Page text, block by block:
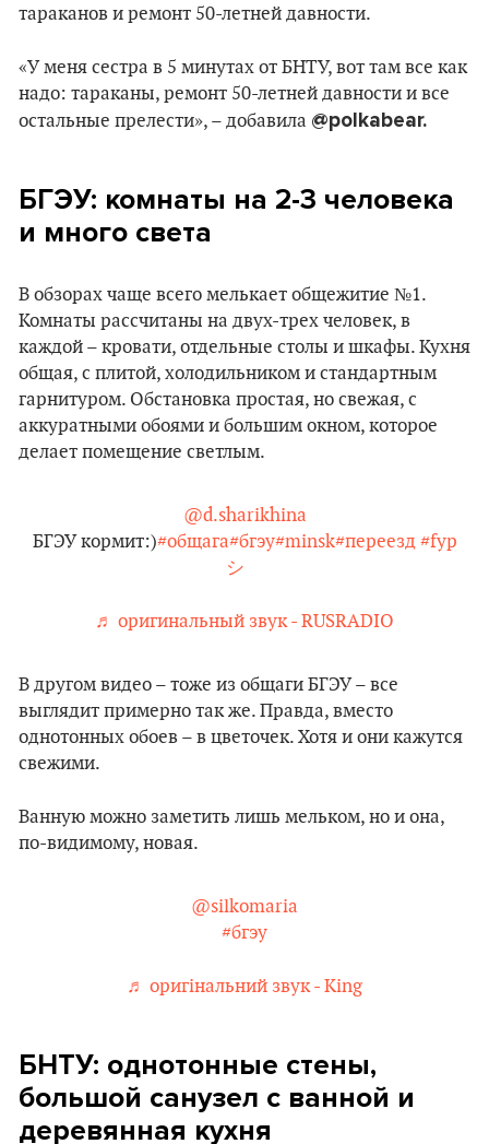
тараканов и ремонт 50-летней давности.
«У меня сестра в 5 минутах от БНТУ, вот там все как
надо: тараканы, ремонт 50-летней давности и все
остальные прелести», – добавила @polkabear.
БГЭУ: комнаты на 2-3 человека
и много света
В обзорах чаще всего мелькает общежитие №1.
Комнаты рассчитаны на двух-трех человек, в
каждой – кровати, отдельные столы и шкафы. Кухня
общая, с плитой, холодильником и стандартным
гарнитуром. Обстановка простая, но свежая, с
аккуратными обоями и большим окном, которое
делает помещение светлым.
@d.sharikhina
БГЭУ кормит:)#общага#бгэу#minsk#переезд #fyp
シ゚
♬ оригинальный звук - RUSRADIO
В другом видео – тоже из общаги БГЭУ – все
выглядит примерно так же. Правда, вместо
однотонных обоев – в цветочек. Хотя и они кажутся
свежими.
Ванную можно заметить лишь мельком, но и она,
по-видимому, новая.
@silkomaria
#бгэу
♬ оригінальний звук - King
БНТУ: однотонные стены,
большой санузел с ванной и
деревянная кухня